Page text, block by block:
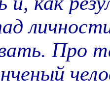
Про